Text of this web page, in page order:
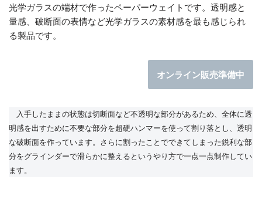
光学ガラスの端材で作ったペーパーウェイトです。透明感と
量感、破断面の表情など光学ガラスの素材感を最も感じられ
る製品です。
オンライン販売準備中
入手したままの状態は切断面など不透明な部分があるため、全体に透
明感を出すために不要な部分を超硬ハンマーを使って割り落とし、透明
な破断面を作っています。さらに割ったことでできてしまった鋭利な部
分をグラインダーで滑らかに整えるというやり方で一点一点制作してい
ます。